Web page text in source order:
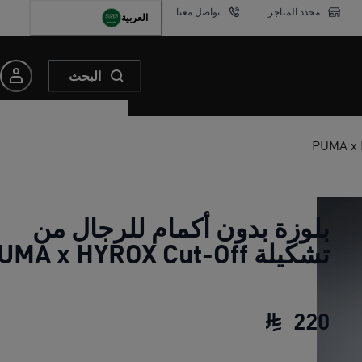
محدد المتاجر تواصل معنا العربية
البحث
بلوزة بدون أكمام للرجال من
تشكيلة PUMA x HYROX Cut-Off
220